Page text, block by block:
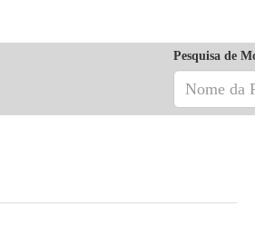
Pesquisa de